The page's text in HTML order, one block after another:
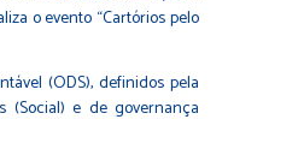
o evento “Cartórios pelo
(ODS), definidos pela
(Social) e de governança